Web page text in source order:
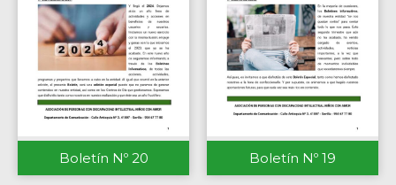
Boletín Nº 20 Boletín Nº 19